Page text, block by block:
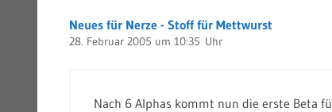
Neues für Nerze - Stoff für Mettwurst
28. Februar 2005 um 10:35 Uhr
Nach 6 Alphas kommt nun die erste Beta